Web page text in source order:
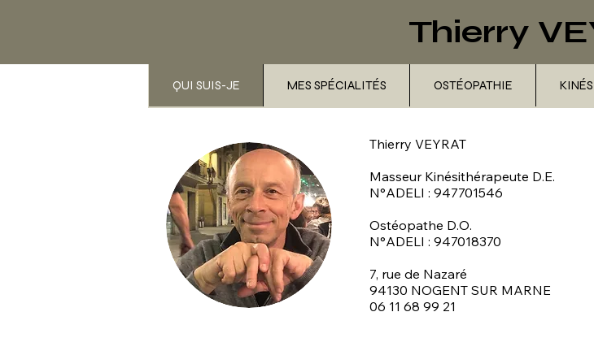
Thierry
QUI SUIS-JE MES SPÉCIALITÉS OSTÉOPATHIE
Thierry VEYRAT
Masseur Kinésithérapeute D.E.
N°ADELI : 947701546
Ostéopathe D.O.
N°ADELI : 947018370
7, rue de Nazaré
94130 NOGENT SUR MARNE
06 11 68 99 21